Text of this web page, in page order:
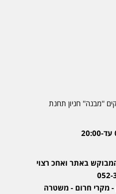
''מבנה'' חניון תחנת
באתר ואחכ רצוי
- מקרי חרום - משטרה